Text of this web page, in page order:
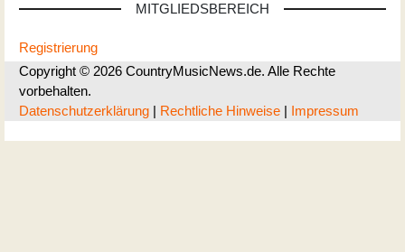
MITGLIEDSBEREICH
Registrierung
Copyright © 2026 CountryMusicNews.de. Alle Rechte
vorbehalten.
Datenschutzerklärung | Rechtliche Hinweise | Impressum